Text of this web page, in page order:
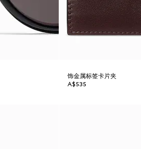
饰金属标签卡片夹
A$535